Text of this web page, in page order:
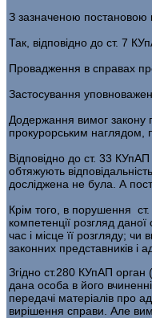
З зазначеною постановою
Так, відповідно до ст. 7
Провадження в справах
Застосування
Додержання вимог закону
прокурорським наглядом,
Відповідно до ст. 33
обтяжують
досліджена не була. А
Крім того, в порушення
компетенції розгляд
час і місце її розгляду;
законних представників і
Згідно ст.280 КУпАП орган
дана особа в його
передачі матеріалів про
вирішення справи. Але